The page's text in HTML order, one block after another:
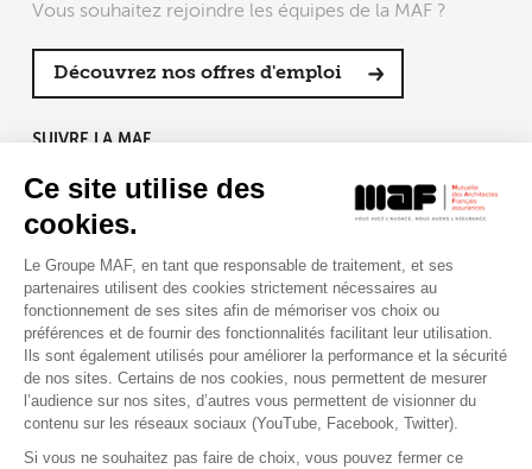
Ce site utilise des
cookies.
Le Groupe MAF, en tant que responsable de traitement, et ses
partenaires utilisent des cookies strictement nécessaires au
fonctionnement de ses sites afin de mémoriser vos choix ou
préférences et de fournir des fonctionnalités facilitant leur utilisation.
Ils sont également utilisés pour améliorer la performance et la sécurité
de nos sites. Certains de nos cookies, nous permettent de mesurer
l’audience sur nos sites, d’autres vous permettent de visionner du
contenu sur les réseaux sociaux (YouTube, Facebook, Twitter).
Si vous ne souhaitez pas faire de choix, vous pouvez fermer ce
Vous souhaitez rejoindre les équipes de la MAF ?
Découvrez nos offres d'emploi
SUIVRE LA MAF
RETROUVEZ-NOUS SUR :